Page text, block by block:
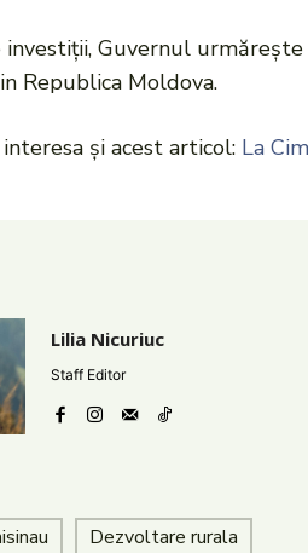
investiții, Guvernul
Republica Moldova.
și acest articol: La
Lilia Nicuriuc
Staff Editor
Dezvoltare rurala